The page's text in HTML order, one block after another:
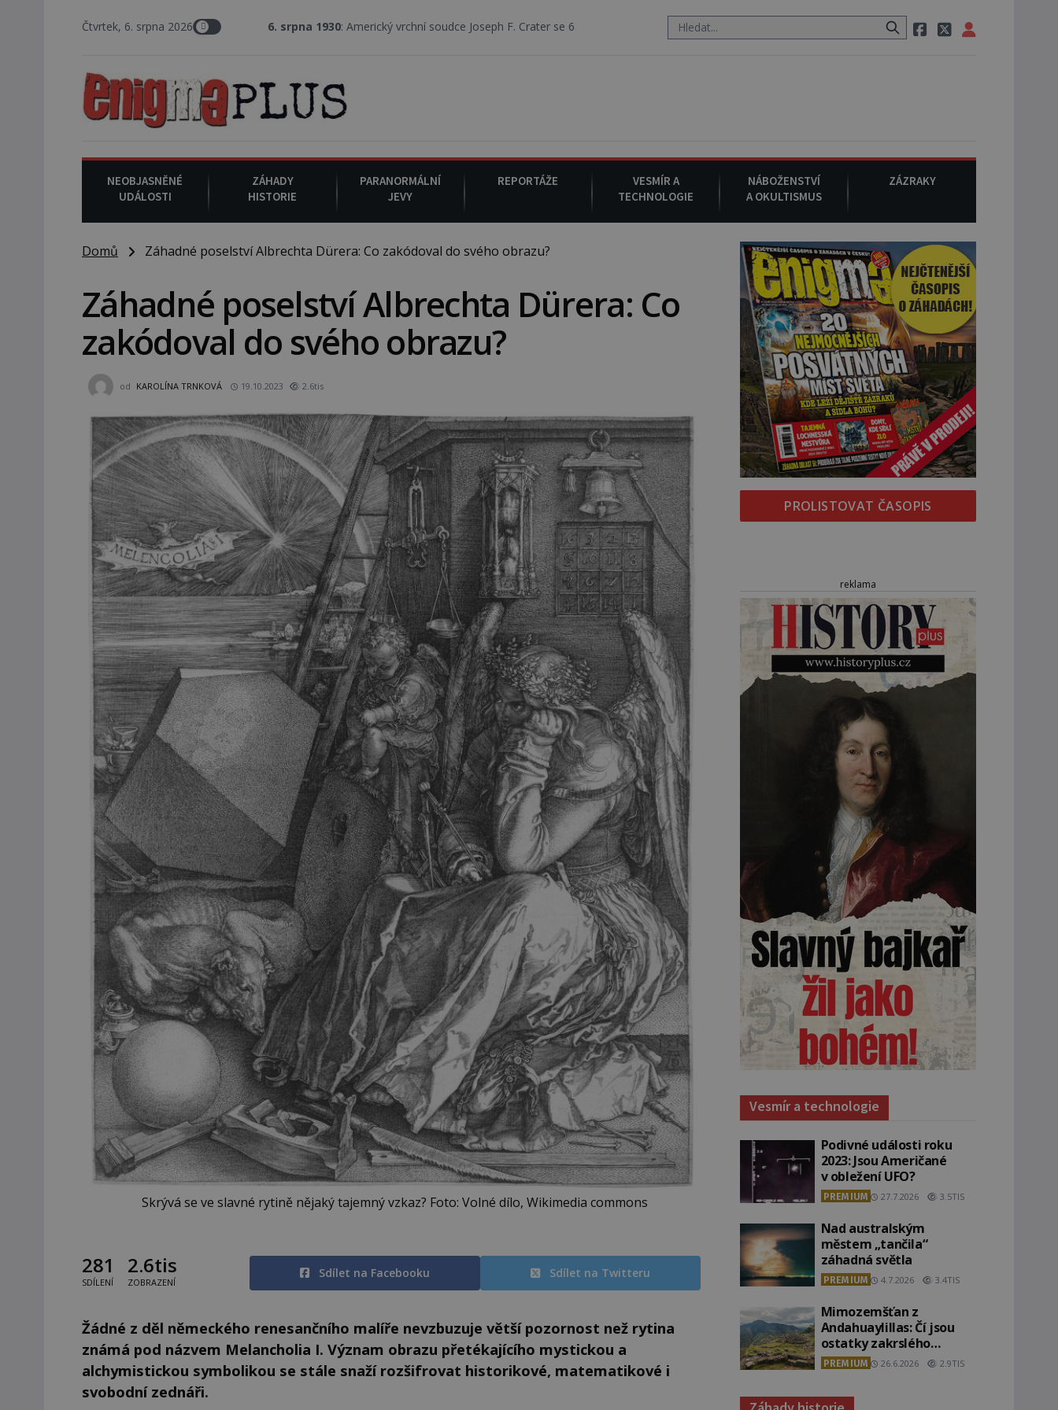
Čtvrtek, 6. srpna 20266. srpna 1930 : Americký vrchní soudce Joseph F. Crater se 6. srpna 1930 navečeří ve své oblíbené restauraci, pak si na ulici zavolá taxi, nasedne do něj a už ho nikdy
NEOBJASNĚNÉ
UDÁLOSTI
ZÁHADY
HISTORIE
PARANORMÁLNÍ
JEVY
REPORTÁŽE
VESMÍR A
TECHNOLOGIE
NÁBOŽENSTVÍ
A OKULTISMUS
ZÁZRAKY
Domů Záhadné poselství Albrechta Dürera: Co zakódoval do svého obrazu?
Záhadné poselství Albrechta Dürera: Co
zakódoval do svého obrazu?
od KAROLÍNA TRNKOVÁ 19.10.2023 2.6tis
Skrývá se ve slavné rytině nějaký tajemný vzkaz? Foto: Volné dílo, Wikimedia commons
281
SDÍLENÍ
2.6tis
ZOBRAZENÍ
Sdílet na Facebooku Sdílet na Twitteru
Žádné z děl německého renesančního malíře nevzbuzuje větší pozornost než rytina
známá pod názvem Melancholia I. Význam obrazu přetékajícího mystickou a
alchymistickou symbolikou se stále snaží rozšifrovat historikové, matematikové i
svobodní zednáři.
PROLISTOVAT ČASOPIS
reklama
Vesmír a technologie
Podivné události roku
2023: Jsou Američané
v obležení UFO?
PREMIUM 27.7.2026 3.5TIS
Nad australským
městem „tančila“
záhadná světla
PREMIUM 4.7.2026 3.4TIS
Mimozemšťan z
Andahuaylillas: Čí jsou
ostatky zakrslého
stvoření s ohromnou
lebkou?
PREMIUM 26.6.2026 2.9TIS